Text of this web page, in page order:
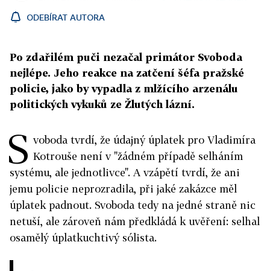
ODEBÍRAT AUTORA
Po zdařilém puči nezačal primátor Svoboda
nejlépe. Jeho reakce na zatčení šéfa pražské
policie, jako by vypadla z mlžícího arzenálu
politických vykuků ze Žlutých lázní.
S voboda tvrdí, že údajný úplatek pro Vladimíra
Kotrouše není v "žádném případě selháním
systému, ale jednotlivce". A vzápětí tvrdí, že ani
jemu policie neprozradila, při jaké zakázce měl
úplatek padnout. Svoboda tedy na jedné straně nic
netuší, ale zároveň nám předkládá k uvěření: selhal
osamělý úplatkuchtivý sólista.